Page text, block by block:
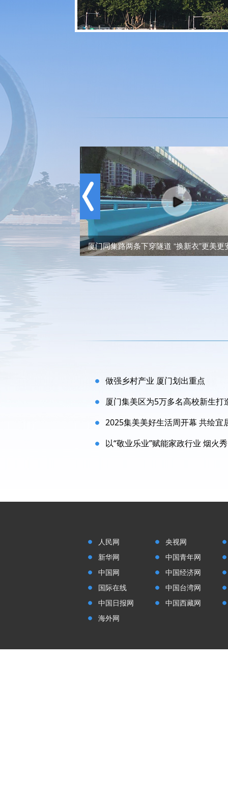
乡村振兴新篇章 厦门同集路两条下穿隧道 “换新衣”更美更
做强乡村产业 厦门划出重点
厦门集美区为5万多名高校新生打
2025集美美好生活周开幕 共绘宜
以“敬业乐业”赋能家政行业 烟火
人民网
新华网
中国网
国际在线
中国日报网
海外网
央视网
中国青年网
中国经济网
中国台湾网
中国西藏网